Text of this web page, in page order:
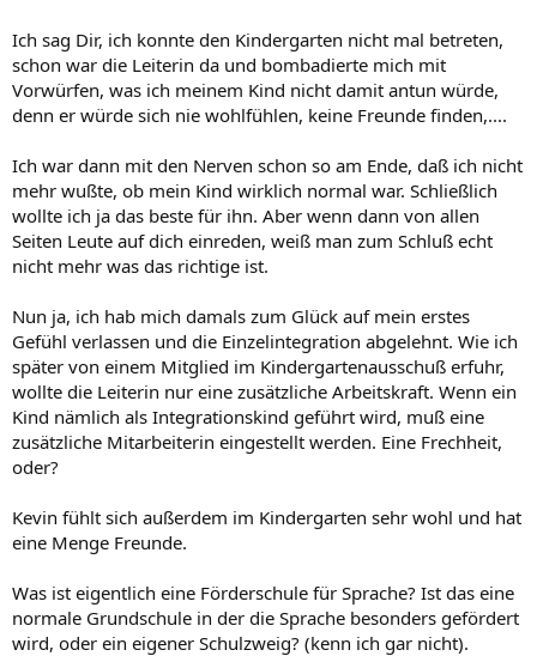
Ich sag Dir, ich konnte den Kindergarten nicht mal betreten,
schon war die Leiterin da und bombadierte mich mit
Vorwürfen, was ich meinem Kind nicht damit antun würde,
denn er würde sich nie wohlfühlen, keine Freunde finden,....
Ich war dann mit den Nerven schon so am Ende, daß ich nicht
mehr wußte, ob mein Kind wirklich normal war. Schließlich
wollte ich ja das beste für ihn. Aber wenn dann von allen
Seiten Leute auf dich einreden, weiß man zum Schluß echt
nicht mehr was das richtige ist.
Nun ja, ich hab mich damals zum Glück auf mein erstes
Gefühl verlassen und die Einzelintegration abgelehnt. Wie ich
später von einem Mitglied im Kindergartenausschuß erfuhr,
wollte die Leiterin nur eine zusätzliche Arbeitskraft. Wenn ein
Kind nämlich als Integrationskind geführt wird, muß eine
zusätzliche Mitarbeiterin eingestellt werden. Eine Frechheit,
oder?
Kevin fühlt sich außerdem im Kindergarten sehr wohl und hat
eine Menge Freunde.
Was ist eigentlich eine Förderschule für Sprache? Ist das eine
normale Grundschule in der die Sprache besonders gefördert
wird, oder ein eigener Schulzweig? (kenn ich gar nicht).